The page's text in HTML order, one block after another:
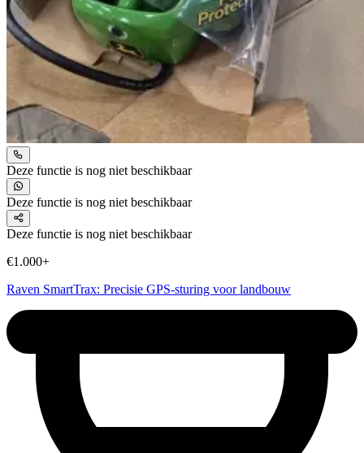
Deze functie is nog niet beschikbaar
Deze functie is nog niet beschikbaar
Deze functie is nog niet beschikbaar
€1.000+
Raven SmartTrax: Precisie GPS-sturing voor landbouw